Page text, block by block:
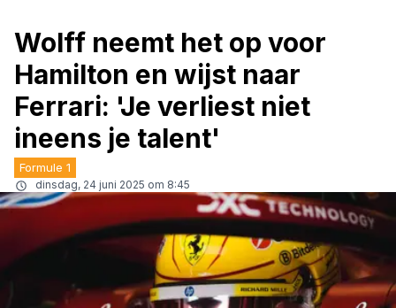
Wolff neemt het op voor
Hamilton en wijst naar
Ferrari: 'Je verliest niet
ineens je talent'
Formule 1
dinsdag, 24 juni 2025 om 8:45